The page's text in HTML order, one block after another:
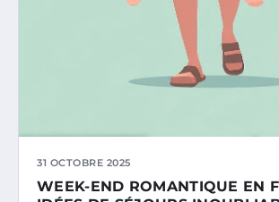
31 OCTOBRE 2025
WEEK-END ROMANTIQUE EN